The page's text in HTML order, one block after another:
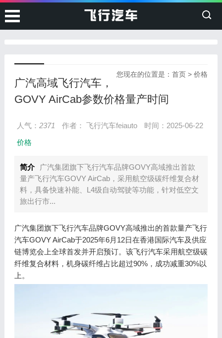
您现在的位置是：首页 >价格
广汽高域飞行汽车，
GOVY AirCab参数价格量产时间
人气： 2371 作者： 飞行汽车feiauto
时间：2025-06-22
价格
简介
广汽集团旗下飞行汽车品牌GOVY高域推出首款
量产飞行汽车GOVY AirCab，采用航空级碳纤维复合材
料，具备快速补能、L4级自动驾驶等功能，针对低空文
旅出行市...
广汽集团旗下飞行汽车品牌GOVY高域推出的首款量产飞行
汽车GOVY AirCab于2025年6月12日在香港国际汽车及供应
链博览会上全球首发并开启预订。该飞行汽车采用航空级碳
纤维复合材料，机身碳纤维占比超过90%，成功减重30%以
上。